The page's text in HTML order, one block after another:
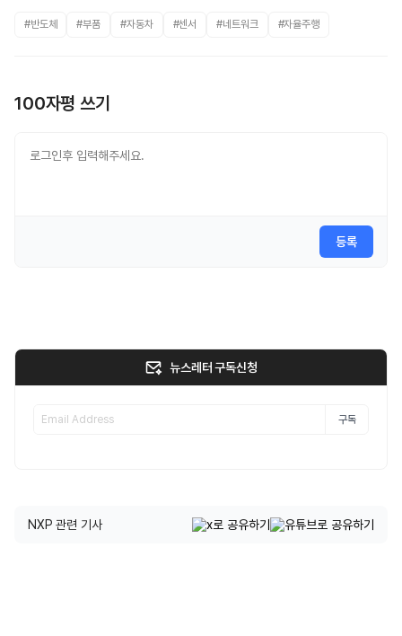
#반도체 #부품 #자동차 #센서 #네트워크 #자율주행
100자평 쓰기
등록
뉴스레터 구독신청
구독
NXP 관련 기사